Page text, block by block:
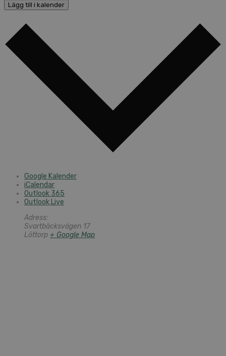
Lägg till i kalender
Google Kalender
iCalendar
Outlook 365
Outlook Live
Adress:
Svartbäcksvägen 17
Löttorp + Google Map